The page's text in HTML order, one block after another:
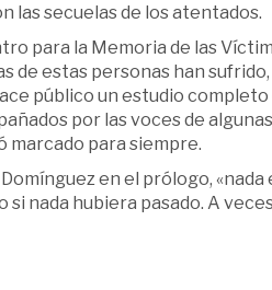
las secuelas de los atentados.
para la Memoria de las
de estas personas han
público un estudio
por las voces de
marcado para siempre.
en el prólogo, «nada
si nada hubiera pasado. A